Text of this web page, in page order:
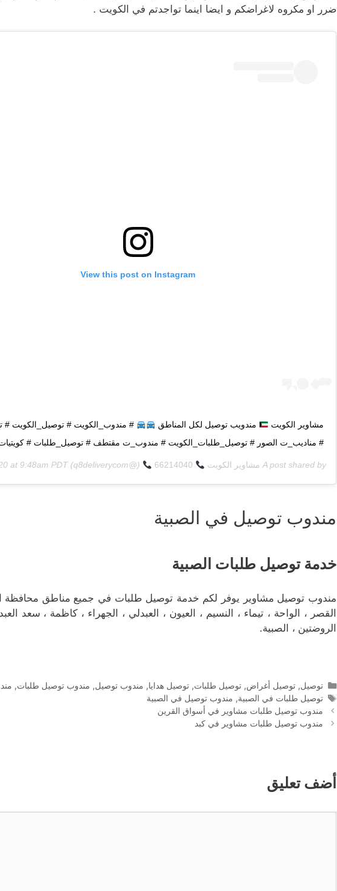
ضرر او مكروه لاغراضكم و ايضا اينما تواجدتم في الكويت .
View this post on Instagram
مشاوير الكويت مندويب توصيل لكل المناطق
# مندوب_الكويت # توصيل_الكويت #
# مناديب_ت الصور # توصيل_طلبات_الكويت # مندوب_ت مقتطف # توصيل_طلبات #
A post shared by مشاوير الكويت (@q8deliverycom) on
at 9:48am PDT
مندوب توصيل في الصبية
خدمة توصيل طلبات الصبية
مندوب توصيل مشاوير يوفر لكم خدمة توصيل طلبات في جميع مناطق محافظة
القصر ، الواحة ، تيماء ، النسيم ، العيون ، العبدلي ، الجهراء ، كاظمة ، سعد
الروضتين ، الصبية.
التصنيفات
توصيل, توصيل أغراض, توصيل طلبات, توصيل هدايا, مندوب توصيل, مندوب توصيل طلبات,
الوسوم
توصيل طلبات في الصبية, مندوب توصيل في الصبية
مندوب توصيل طلبات مشاوير في أسواق القرين
مندوب توصيل طلبات مشاوير في كبد
أضف تعليق